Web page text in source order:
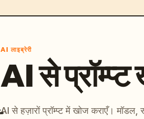
AI लाइब्रेरी
AI से
AI से हज़ारों प्रॉम्प्ट में खोज कराएँ।